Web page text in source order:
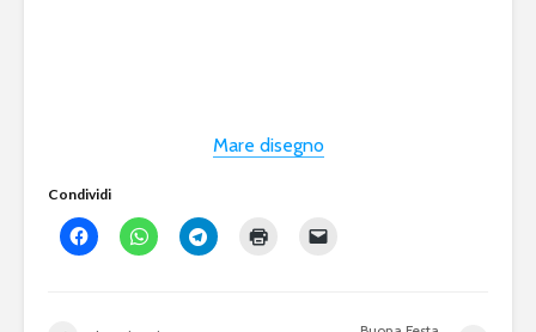
Mare disegno
Condividi